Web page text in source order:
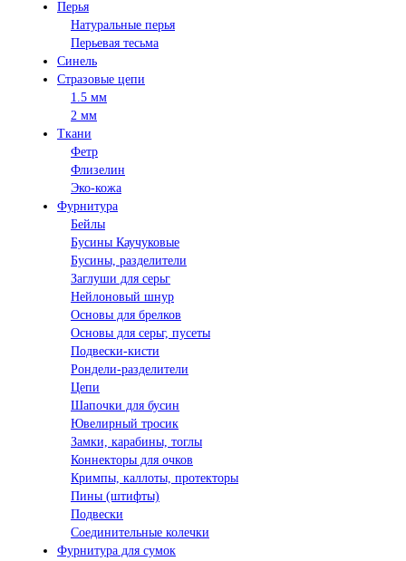
Перья
Натуральные перья
Перьевая тесьма
Синель
Стразовые цепи
1.5 мм
2 мм
Ткани
Фетр
Флизелин
Эко-кожа
Фурнитура
Бейлы
Бусины Каучуковые
Бусины, разделители
Заглуши для серьг
Нейлоновый шнур
Основы для брелков
Основы для серьг, пусеты
Подвески-кисти
Рондели-разделители
Цепи
Шапочки для бусин
Ювелирный тросик
Замки, карабины, тоглы
Коннекторы для очков
Кримпы, каллоты, протекторы
Пины (штифты)
Подвески
Соединительные колечки
Фурнитура для сумок